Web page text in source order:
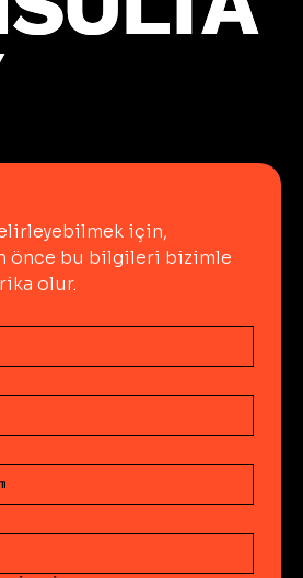
bir izleme ve
dönüştürür.
için,
önce bu bilgileri bizimle
olur.